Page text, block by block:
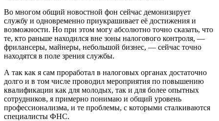
Во многом общий новостной фон сейчас демонизирует
службу и одновременно приукрашивает её достижения и
возможности. Но при этом могу абсолютно точно сказать, что
те, кто раньше находился вне зоны налогового контроля, —
фрилансеры, майнеры, небольшой бизнес, — сейчас точно
находятся в поле зрения службы.
А так как я сам проработал в налоговых органах достаточно
долго и в том числе проводил мероприятия по повышению
квалификации как для молодых, так и для более опытных
сотрудников, я примерно понимаю и общий уровень
профессионализма, и те проблемы, с которыми сталкиваются
специалисты ФНС.